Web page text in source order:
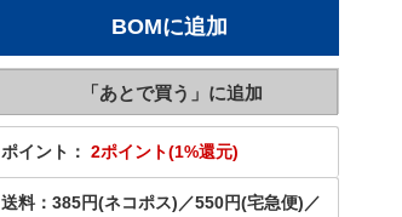
ポイント： 2ポイント(1%還元)
送料： 385円(ネコポス) ／550円(宅急便) ／